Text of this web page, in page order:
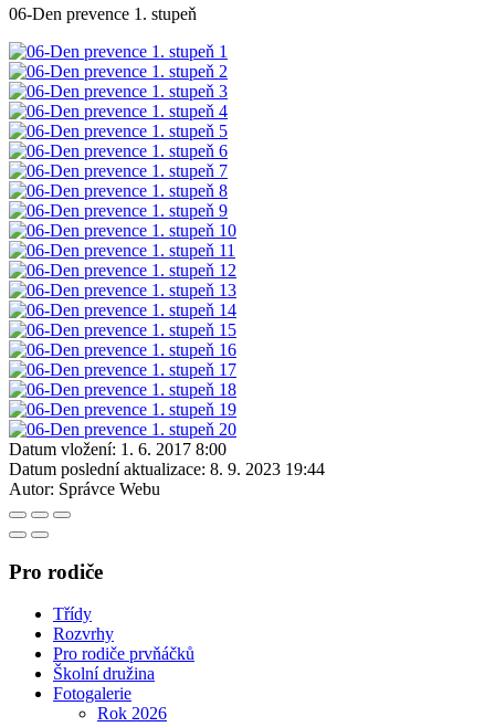
06-Den prevence 1. stupeň
Datum vložení: 1. 6. 2017 8:00
Datum poslední aktualizace: 8. 9. 2023 19:44
Autor: Správce Webu
Pro rodiče
Třídy
Rozvrhy
Pro rodiče prvňáčků
Školní družina
Fotogalerie
Rok 2026